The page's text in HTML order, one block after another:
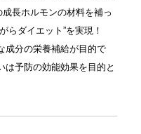
長ホルモンの材料を補っ
らダイエット”を実現！
成分の栄養補給が目的で
は予防の効能効果を目的と